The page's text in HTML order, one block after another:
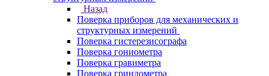
Назад
Поверка приборов для механических и
структурных измерений
Поверка гистерезисографа
Поверка гониометра
Поверка гравиметра
Поверка гриндометра